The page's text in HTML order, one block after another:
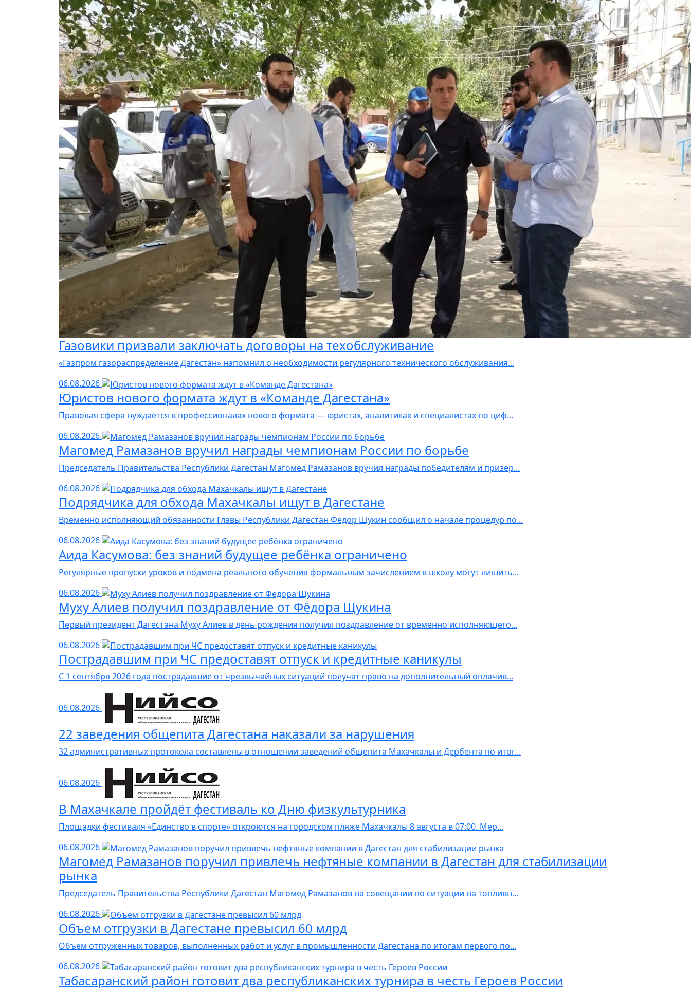
Газовики призвали заключать договоры на техобслуживание
«Газпром газораспределение Дагестан» напомнил о необходимости регулярного технического обслуживания...
06.08.2026
Юристов нового формата ждут в «Команде Дагестана»
Правовая сфера нуждается в профессионалах нового формата — юристах, аналитиках и специалистах по циф...
06.08.2026
Магомед Рамазанов вручил награды чемпионам России по борьбе
Председатель Правительства Республики Дагестан Магомед Рамазанов вручил награды победителям и призёр...
06.08.2026
Подрядчика для обхода Махачкалы ищут в Дагестане
Временно исполняющий обязанности Главы Республики Дагестан Фёдор Щукин сообщил о начале процедур по...
06.08.2026
Аида Касумова: без знаний будущее ребёнка ограничено
Регулярные пропуски уроков и подмена реального обучения формальным зачислением в школу могут лишить...
06.08.2026
Муху Алиев получил поздравление от Фёдора Щукина
Первый президент Дагестана Муху Алиев в день рождения получил поздравление от временно исполняющего...
06.08.2026
Пострадавшим при ЧС предоставят отпуск и кредитные каникулы
С 1 сентября 2026 года пострадавшие от чрезвычайных ситуаций получат право на дополнительный оплачив...
06.08.2026
22 заведения общепита Дагестана наказали за нарушения
32 административных протокола составлены в отношении заведений общепита Махачкалы и Дербента по итог...
06.08.2026
В Махачкале пройдёт фестиваль ко Дню физкультурника
Площадки фестиваля «Единство в спорте» откроются на городском пляже Махачкалы 8 августа в 07:00. Мер...
06.08.2026
Магомед Рамазанов поручил привлечь нефтяные компании в Дагестан для стабилизации
рынка
Председатель Правительства Республики Дагестан Магомед Рамазанов на совещании по ситуации на топливн...
06.08.2026
Объем отгрузки в Дагестане превысил 60 млрд
Объем отгруженных товаров, выполненных работ и услуг в промышленности Дагестана по итогам первого по...
06.08.2026
Табасаранский район готовит два республиканских турнира в честь Героев России